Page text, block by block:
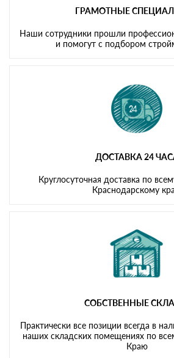
ГРАМОТНЫЕ
Наши сотрудники прошли
и помогут с подбором
ДОСТАВКА 24
Круглосуточная доставка по
Краснодарскому
СОБСТВЕННЫЕ
Практически все позиции всегда в
наших складских помещениях по
Краю